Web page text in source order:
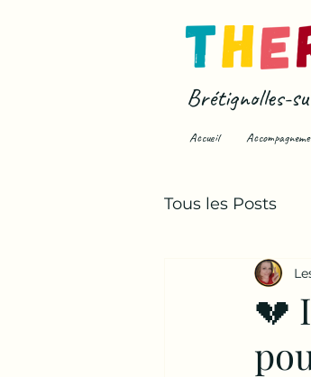
Brétignolles-
Accueil
Tous les Posts
💥 Infidélité
💔